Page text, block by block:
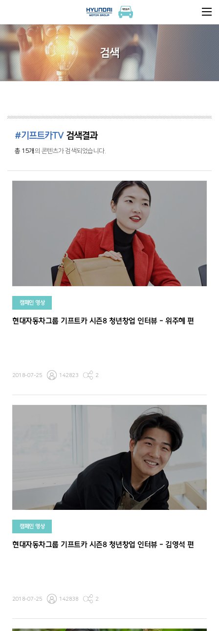
검색
#기프트카TV검색결과
총 15개 의 콘텐츠가 검색되었습니다.
캠페인 영상
현대자동차그룹 기프트카 시즌8 청년창업 인터뷰 - 위주혜 편
2018-07-25 142823 2
캠페인 영상
현대자동차그룹 기프트카 시즌8 청년창업 인터뷰 - 김영석 편
2018-07-25 142838 2